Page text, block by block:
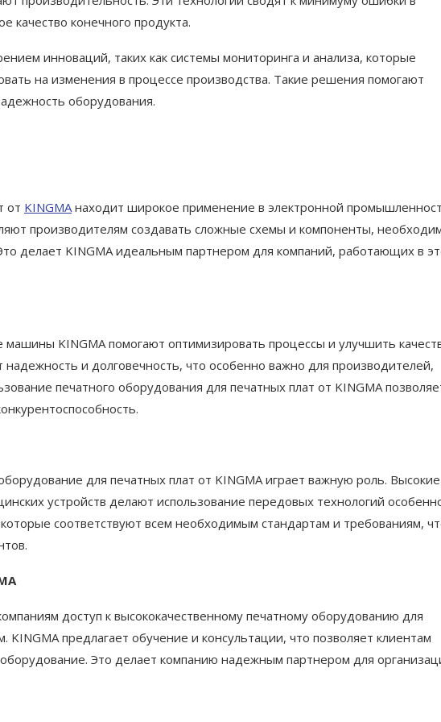
качество конечного продукта.
инноваций, таких как системы мониторинга и анализа, которые
на изменения в процессе производства. Такие решения помогают
оборудования.
от KINGMA находит широкое применение в электронной
производителям создавать сложные схемы и компоненты,
делает KINGMA идеальным партнером для компаний, работающих в
KINGMA помогают оптимизировать процессы и улучшить
и долговечность, что особенно важно для производителей,
печатного оборудования для печатных плат от KINGMA
для печатных плат от KINGMA играет важную роль. Высокие
устройств делают использование передовых технологий
соответствуют всем необходимым стандартам и требованиям,
доступ к высококачественному печатному оборудованию для
KINGMA предлагает обучение и консультации, что позволяет клиентам
Это делает компанию надежным партнером для